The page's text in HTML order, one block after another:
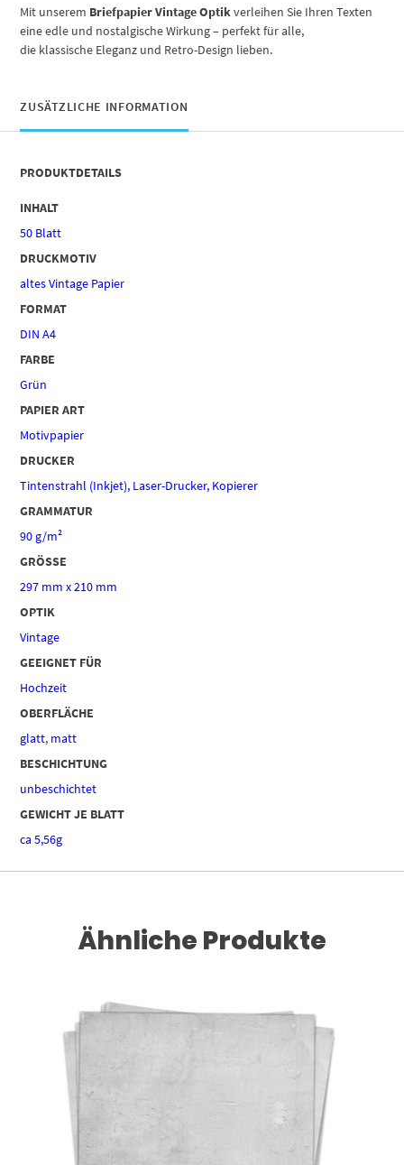
Mit unserem Briefpapier Vintage Optikverleihen Sie Ihren Texten
eine edle und nostalgische Wirkung – perfekt für alle,
die klassische Eleganz und Retro-Design lieben.
ZUSÄTZLICHE INFORMATION
PRODUKTDETAILS
INHALT
50 Blatt
DRUCKMOTIV
altes Vintage Papier
FORMAT
DIN A4
FARBE
Grün
PAPIER ART
Motivpapier
DRUCKER
Tintenstrahl (Inkjet), Laser-Drucker, Kopierer
GRAMMATUR
90 g/m²
GRÖSSE
297 mm x 210 mm
OPTIK
Vintage
GEEIGNET FÜR
Hochzeit
OBERFLÄCHE
glatt, matt
BESCHICHTUNG
unbeschichtet
GEWICHT JE BLATT
ca 5,56g
Ähnliche Produkte